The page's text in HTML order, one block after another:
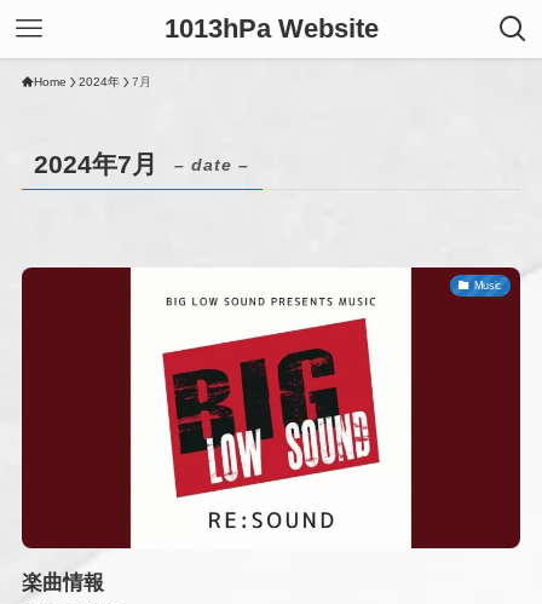
1013hPa Website
Home 2024年 7月
2024年7月 – date –
Music
楽曲情報